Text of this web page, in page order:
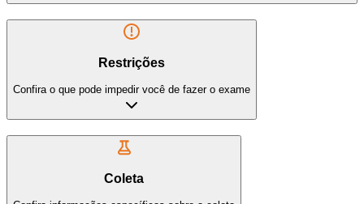
Restrições
Confira o que pode impedir você de fazer o exame
Coleta